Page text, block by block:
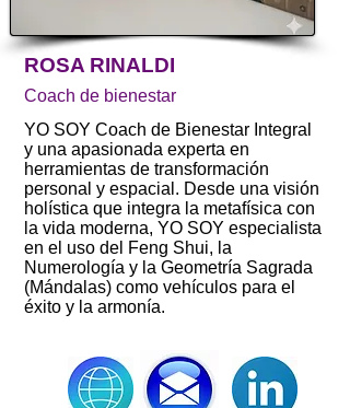
ROSA RINALDI
Coach de bienestar
YO SOY Coach de Bienestar Integral
y una apasionada experta en
herramientas de transformación
personal y espacial. Desde una visión
holística que integra la metafísica con
la vida moderna, YO SOY especialista
en el uso del Feng Shui, la
Numerología y la Geometría Sagrada
(Mándalas) como vehículos para el
éxito y la armonía.